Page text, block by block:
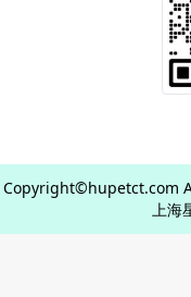
Copyright©hupetct.com
上海